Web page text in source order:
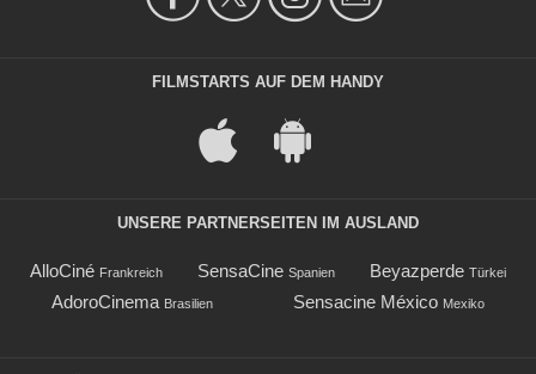
FILMSTARTS AUF DEM HANDY
UNSERE PARTNERSEITEN IM AUSLAND
AlloCiné Frankreich SensaCine Spanien Beyazperde Türkei
AdoroCinema Brasilien Sensacine México Mexiko